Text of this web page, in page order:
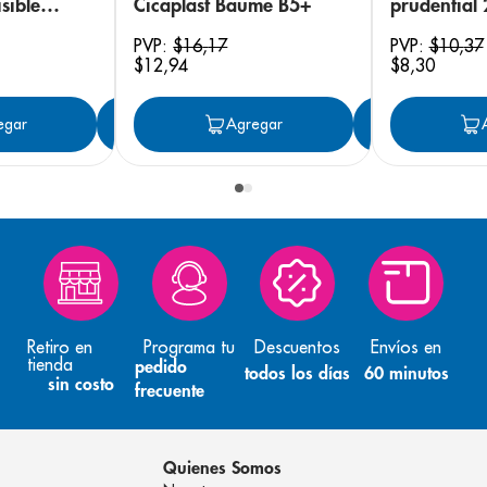
Agregar
Cicaplast Baume B5+
PVP:$16,17
$12,94
Agregar
prudential
PVP:$10,37
$8,30
Retiro en
tienda
sin costo
Programa tu
pedido
frecuente
Descuentos
todos los días
Envíos en
60 minutos
Quienes Somos